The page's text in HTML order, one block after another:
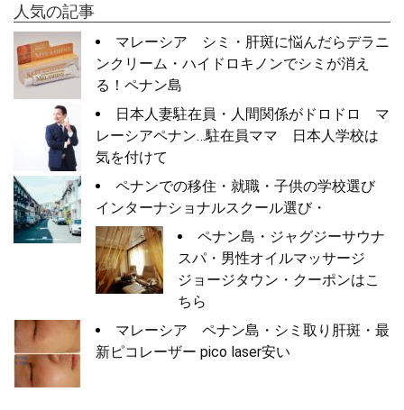
人気の記事
マレーシア シミ・肝斑に悩んだらデラニ
ンクリーム・ハイドロキノンでシミが消え
る！ペナン島
日本人妻駐在員・人間関係がドロドロ マ
レーシアペナン…駐在員ママ 日本人学校は
気を付けて
ペナンでの移住・就職・子供の学校選び
インターナショナルスクール選び・
ペナン島・ジャグジーサウナ
スパ・男性オイルマッサージ
ジョージタウン・クーポンはこ
ちら
マレーシア ペナン島・シミ取り肝斑・最
新ピコレーザー pico laser安い